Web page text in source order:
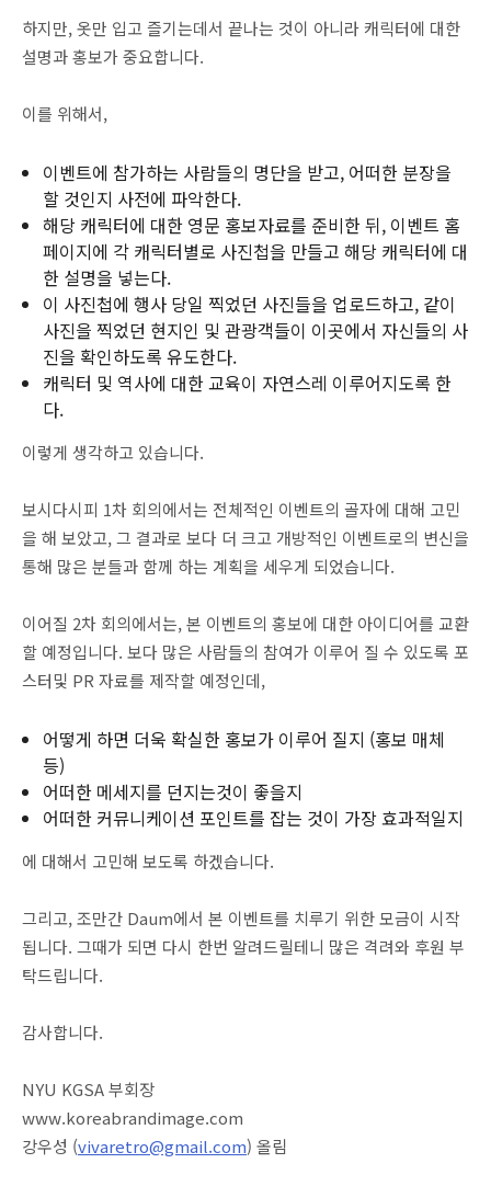
하지만, 옷만 입고 즐기는데서 끝나는 것이 아니라 캐릭터에 대한
설명과 홍보가 중요합니다.
이를 위해서,
이벤트에 참가하는 사람들의 명단을 받고, 어떠한 분장을
할 것인지 사전에 파악한다.
해당 캐릭터에 대한 영문 홍보자료를 준비한 뒤, 이벤트 홈
페이지에 각 캐릭터별로 사진첩을 만들고 해당 캐릭터에 대
한 설명을 넣는다.
이 사진첩에 행사 당일 찍었던 사진들을 업로드하고, 같이
사진을 찍었던 현지인 및 관광객들이 이곳에서 자신들의 사
진을 확인하도록 유도한다.
캐릭터 및 역사에 대한 교육이 자연스레 이루어지도록 한
다.
이렇게 생각하고 있습니다.
보시다시피 1차 회의에서는 전체적인 이벤트의 골자에 대해 고민
을 해 보았고, 그 결과로 보다 더 크고 개방적인 이벤트로의 변신을
통해 많은 분들과 함께 하는 계획을 세우게 되었습니다.
이어질 2차 회의에서는, 본 이벤트의 홍보에 대한 아이디어를 교환
할 예정입니다. 보다 많은 사람들의 참여가 이루어 질 수 있도록 포
스터및 PR 자료를 제작할 예정인데,
어떻게 하면 더욱 확실한 홍보가 이루어 질지 (홍보 매체
등)
어떠한 메세지를 던지는것이 좋을지
어떠한 커뮤니케이션 포인트를 잡는 것이 가장 효과적일지
에 대해서 고민해 보도록 하겠습니다.
그리고, 조만간 Daum에서 본 이벤트를 치루기 위한 모금이 시작
됩니다. 그때가 되면 다시 한번 알려드릴테니 많은 격려와 후원 부
탁드립니다.
감사합니다.
NYU KGSA 부회장
www.koreabrandimage.com
강우성 (vivaretro@gmail.com) 올림